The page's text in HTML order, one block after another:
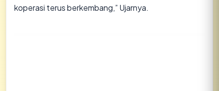
koperasi terus berkembang,” Ujarnya.